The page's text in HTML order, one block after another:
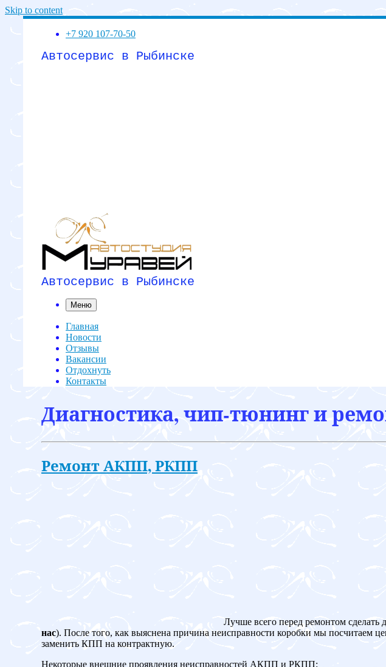
Skip to content
+7 920 107-70-50
Автосервис в Рыбинске
Автосервис в Рыбинске
Меню
Главная
Новости
Отзывы
Вакансии
Отдохнуть
Контакты
Диагностика, чип-тюнинг и
Ремонт АКПП, РКПП
Лучше всего перед ремонтом сделать
нас). После того, как выяснена причина неисправности коробки мы посчитаем
заменить КПП на контрактную.
Некоторые внешние проявления неисправностей АКПП и РКПП: